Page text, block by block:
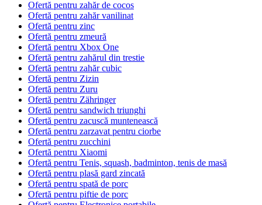
Ofertă pentru zahăr de cocos
Ofertă pentru zahăr vanilinat
Ofertă pentru zinc
Ofertă pentru zmeură
Ofertă pentru Xbox One
Ofertă pentru zahărul din trestie
Ofertă pentru zahăr cubic
Ofertă pentru Zizin
Ofertă pentru Zuru
Ofertă pentru Zähringer
Ofertă pentru sandwich triunghi
Ofertă pentru zacuscă muntenească
Ofertă pentru zarzavat pentru ciorbe
Ofertă pentru zucchini
Ofertă pentru Xiaomi
Ofertă pentru Tenis, squash, badminton, tenis de masă
Ofertă pentru plasă gard zincată
Ofertă pentru spată de porc
Ofertă pentru piftie de porc